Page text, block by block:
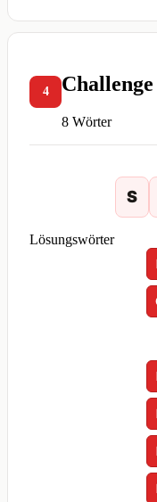
4 Challenge
8 Wörter
S
Lösungswörter